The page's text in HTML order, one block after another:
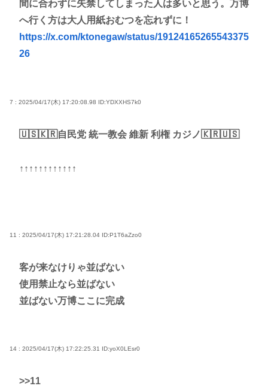
間に合わずに失禁してしまった人は多いと思う。万博
へ行く方は大人用紙おむつを忘れずに！
https://x.com/ktonegaw/status/19124165265543375
26
7 : 2025/04/17(木) 17:20:08.98 ID:YDXXHS7k0
🇺🇸🇰🇷自民党 統一教会 維新 利権 カジノ🇰🇷🇺🇸
↑↑↑↑↑↑↑↑↑↑↑↑
11 : 2025/04/17(木) 17:21:28.04 ID:P1T6aZzo0
客が来なけりゃ並ばない
使用禁止なら並ばない
並ばない万博ここに完成
14 : 2025/04/17(木) 17:22:25.31 ID:yoX0LEsr0
>>11